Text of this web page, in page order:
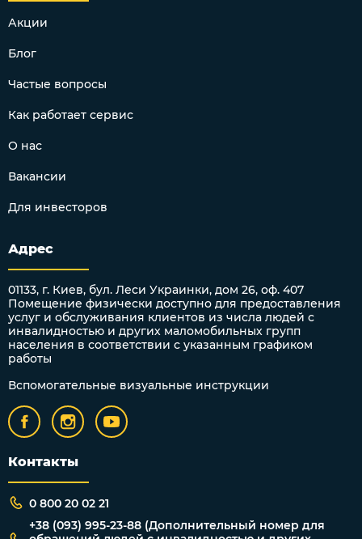
Акции
Блог
Частые вопросы
Как работает сервис
О нас
Вакансии
Для инвесторов
Адрес
01133, г. Киев, бул. Леси Украинки, дом 26, оф. 407
Помещение физически доступно для предоставления
услуг и обслуживания клиентов из числа людей с
инвалидностью и других маломобильных групп
населения в соответствии с указанным графиком
работы
Вспомогательные визуальные инструкции
Контакты
0 800 20 02 21
+38 (093) 995-23-88 (Дополнительный номер для